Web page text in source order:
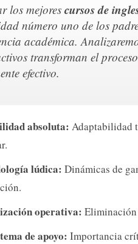
los mejores cursos de
número uno de los
académica.
transforman el
efectivo.
absoluta: Adaptabilidad
lúdica: Dinámicas de
operativa: Eliminación
de apoyo: Importancia